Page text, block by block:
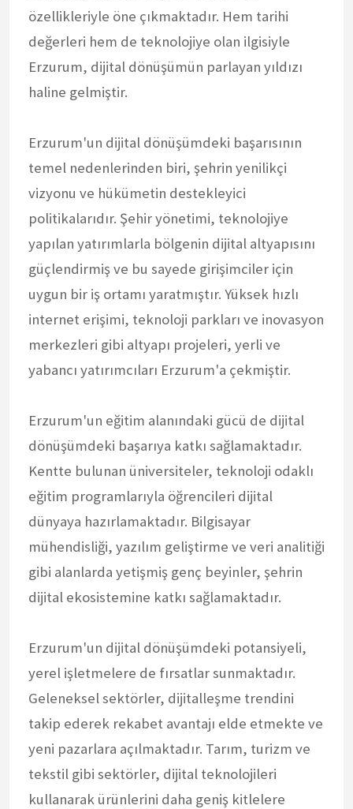
özellikleriyle öne çıkmaktadır. Hem tarihi
değerleri hem de teknolojiye olan ilgisiyle
Erzurum, dijital dönüşümün parlayan yıldızı
haline gelmiştir.
Erzurum'un dijital dönüşümdeki başarısının
temel nedenlerinden biri, şehrin yenilikçi
vizyonu ve hükümetin destekleyici
politikalarıdır. Şehir yönetimi, teknolojiye
yapılan yatırımlarla bölgenin dijital altyapısını
güçlendirmiş ve bu sayede girişimciler için
uygun bir iş ortamı yaratmıştır. Yüksek hızlı
internet erişimi, teknoloji parkları ve inovasyon
merkezleri gibi altyapı projeleri, yerli ve
yabancı yatırımcıları Erzurum'a çekmiştir.
Erzurum'un eğitim alanındaki gücü de dijital
dönüşümdeki başarıya katkı sağlamaktadır.
Kentte bulunan üniversiteler, teknoloji odaklı
eğitim programlarıyla öğrencileri dijital
dünyaya hazırlamaktadır. Bilgisayar
mühendisliği, yazılım geliştirme ve veri analitiği
gibi alanlarda yetişmiş genç beyinler, şehrin
dijital ekosistemine katkı sağlamaktadır.
Erzurum'un dijital dönüşümdeki potansiyeli,
yerel işletmelere de fırsatlar sunmaktadır.
Geleneksel sektörler, dijitalleşme trendini
takip ederek rekabet avantajı elde etmekte ve
yeni pazarlara açılmaktadır. Tarım, turizm ve
tekstil gibi sektörler, dijital teknolojileri
kullanarak ürünlerini daha geniş kitlelere